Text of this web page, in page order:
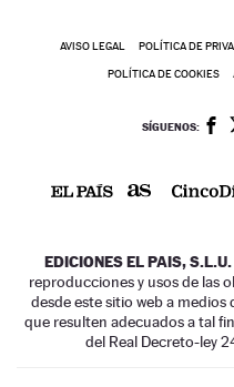
AVISO LEGAL POLÍTICA DE
POLÍTICA DE COOKIES
SÍGUENOS:
EDICIONES EL PAIS, S.L.U.
reproducciones y usos de las
desde este sitio web a
que resulten adecuados a tal
del Real Decreto-ley